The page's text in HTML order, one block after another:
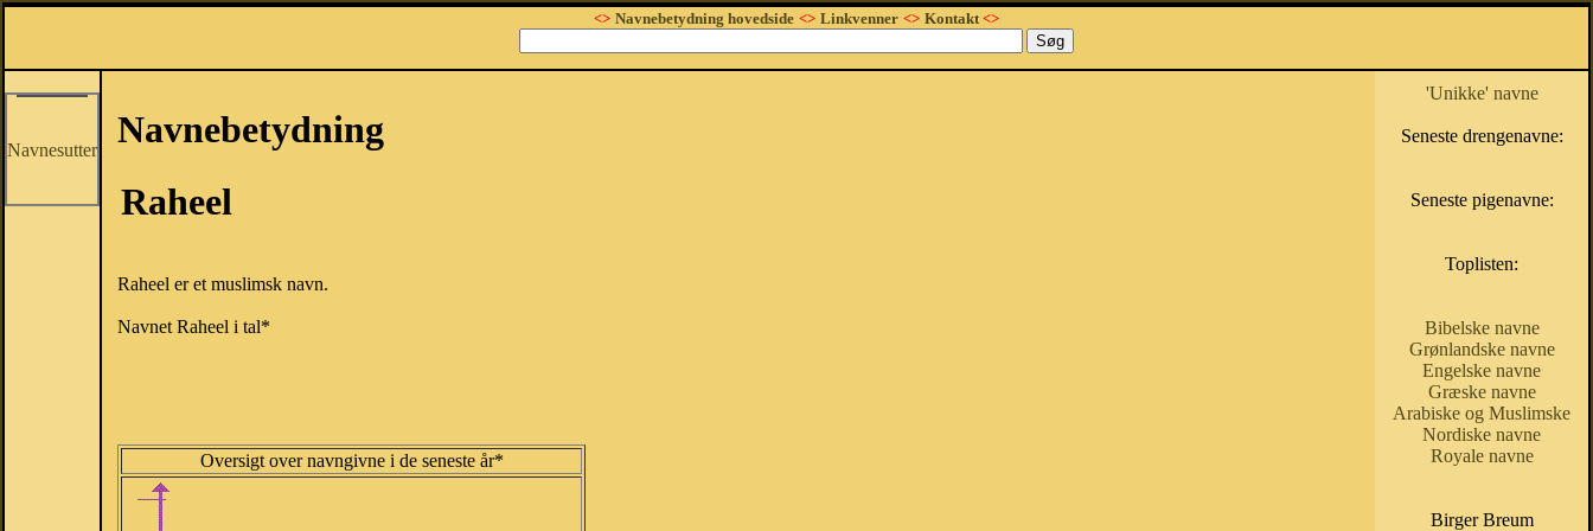
<> Navnebetydning hovedside <> Linkvenner <> Kontakt<>
Navnesutter
Navnebetydning
Raheel
Raheel er et muslimsk navn.
Navnet Raheel i tal*
Oversigt over navngivne i de seneste år*
'Unikke' navne
Seneste drengenavne:
Seneste pigenavne:
Toplisten:
Bibelske navne
Grønlandske navne
Engelske navne
Græske navne
Arabiske og Muslimske
Nordiske navne
Royale navne
Birger Breum